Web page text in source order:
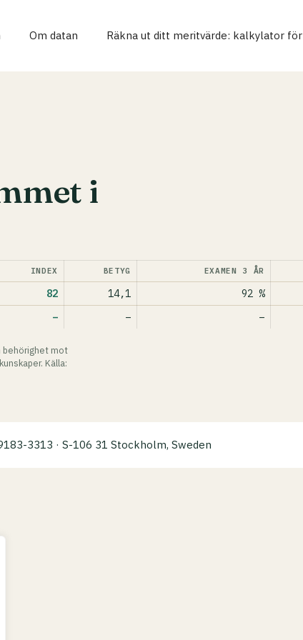
Om datan Räkna ut ditt meritvärde: kalkylator
i
INDEX BETYG EXAMEN 3 ÅR
82 14,1 92 %
– – –
behörighet mot
Källa:
3313 · S-106 31 Stockholm, Sweden